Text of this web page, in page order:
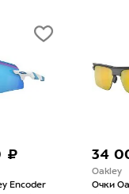
₽
Encoder
34
Oakley
Очки